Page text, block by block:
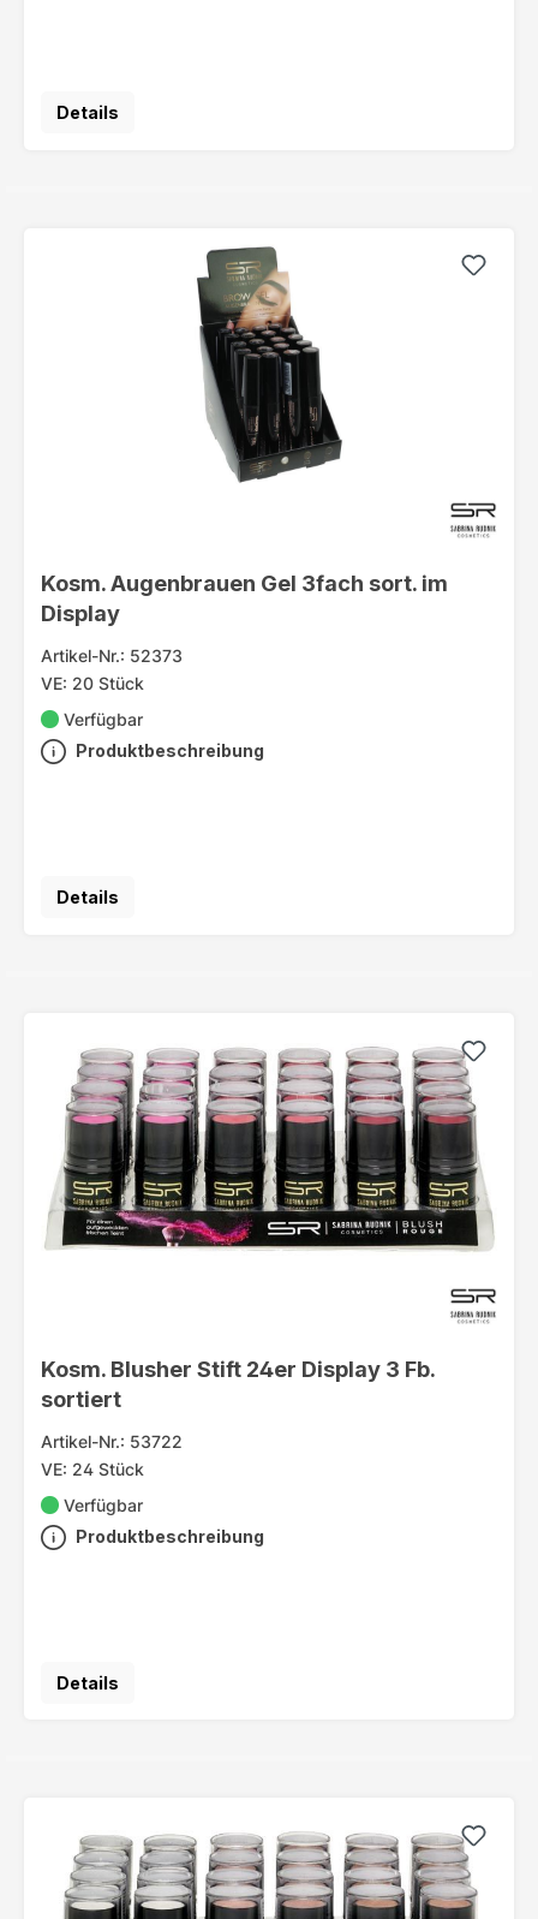
Details
Kosm. Augenbrauen Gel 3fach sort. im
Display
Artikel-Nr.: 52373
VE: 20 Stück
Verfügbar
Produktbeschreibung
Details
Kosm. Blusher Stift 24er Display 3 Fb.
sortiert
Artikel-Nr.: 53722
VE: 24 Stück
Verfügbar
Produktbeschreibung
Details